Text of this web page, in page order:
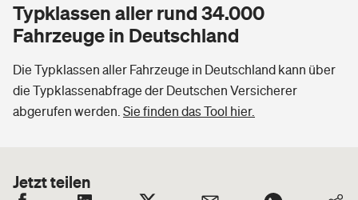
Typklassen aller rund 34.000
Fahrzeuge in Deutschland
Die Typklassen aller Fahrzeuge in Deutschland kann über
die Typklassenabfrage der Deutschen Versicherer
abgerufen werden. Sie finden das Tool hier.
Jetzt teilen